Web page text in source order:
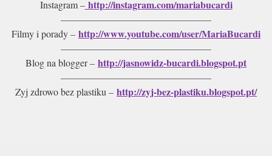
Instagram –http://instagram.com/mariabucardi
———————————————–
Filmy i porady – http://www.youtube.com/user/MariaBucardi
———————————————–
Blog na blogger – http://jasnowidz-bucardi.blogspot.pt
———————————————–
Zyj zdrowo bez plastiku – http://zyj-bez-plastiku.blogspot.pt/